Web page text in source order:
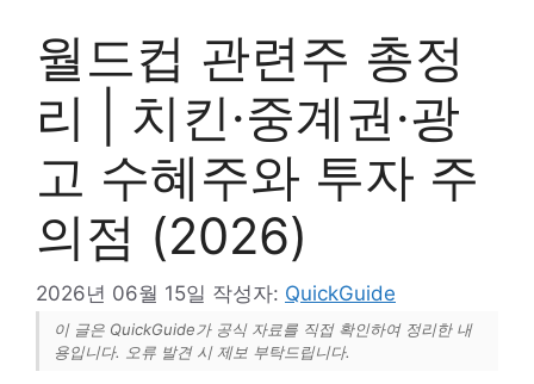
월드컵 관련주 총정
리 | 치킨·중계권·광
고 수혜주와 투자 주
의점 (2026)
2026년 06월 15일 작성자: QuickGuide
이 글은 QuickGuide가 공식 자료를 직접 확인하여 정리한 내
용입니다. 오류 발견 시 제보 부탁드립니다.